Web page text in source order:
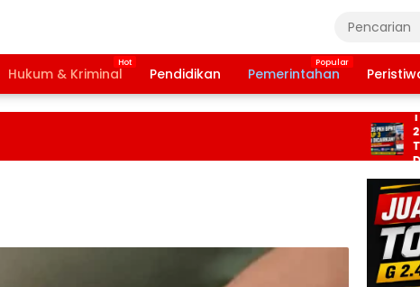
Hukum & Kriminal Pendidikan Pemerintahan